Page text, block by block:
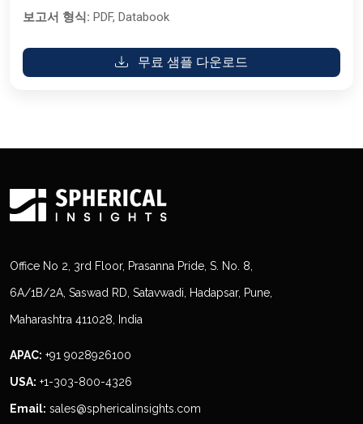
보고서 형식: PDF, Databook
무료 샘플 다운로드
Office No 2, 3rd Floor, Prasanna Pride, S. No. 8,
6A/1B/2A, Saswad RD, Satavwadi, Hadapsar, Pune,
Maharashtra 411028, India
APAC: +91 9028926100
USA: +1-303-800-4326
Email: sales@sphericalinsights.com